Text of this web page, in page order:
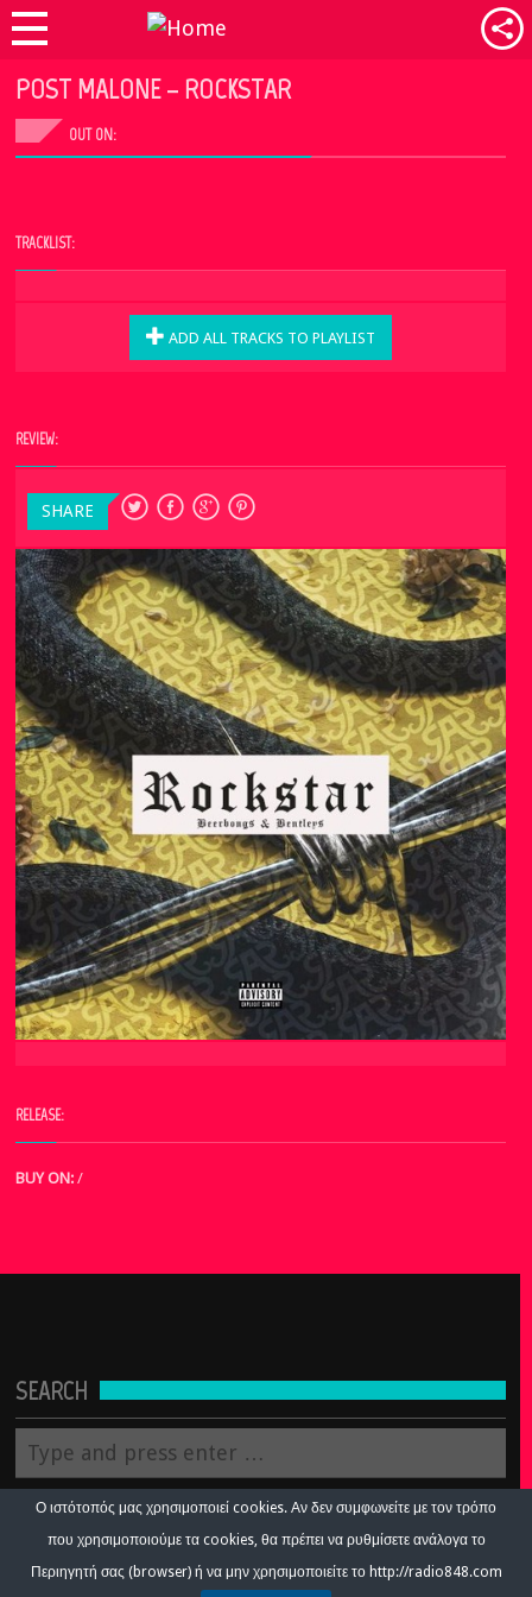
POST MALONE – ROCKSTAR
OUT ON:
TRACKLIST:
ADD ALL TRACKS TO PLAYLIST
REVIEW:
SHARE
RELEASE:
BUY ON: /
SEARCH
Ο ιστότοπός μας χρησιμοποιεί cookies. Αν δεν συμφωνείτε με τον τρόπο
που χρησιμοποιούμε τα cookies, θα πρέπει να ρυθμίσετε ανάλογα το
Περιηγητή σας (browser) ή να μην χρησιμοποιείτε το http://radio848.com